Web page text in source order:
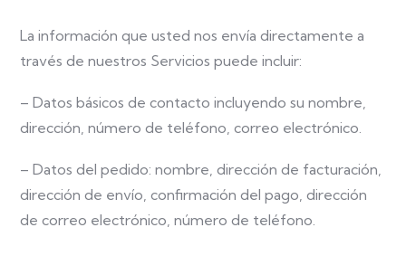
La información que usted nos envía directamente a
través de nuestros Servicios puede incluir:
– Datos básicos de contacto incluyendo su nombre,
dirección, número de teléfono, correo electrónico.
– Datos del pedido: nombre, dirección de facturación,
dirección de envío, confirmación del pago, dirección
de correo electrónico, número de teléfono.